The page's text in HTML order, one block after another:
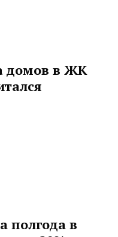
домов в ЖК
полгода в